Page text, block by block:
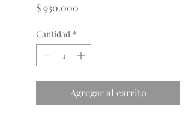
$ 930.000
Cantidad *
Agregar al carrito